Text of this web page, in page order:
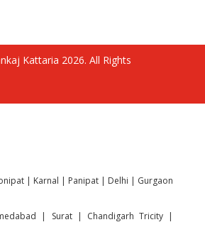
Kattaria 2026. All Rights
| Karnal | Panipat | Delhi | Gurgaon
| Surat| Chandigarh Tricity |